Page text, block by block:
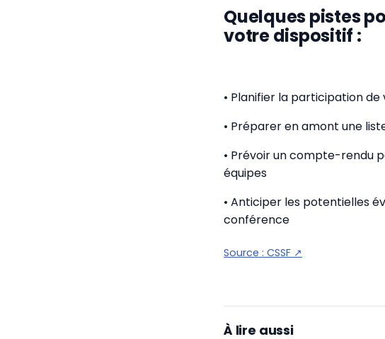
Quelques pistes
votre dispositif :
• Planifier la participation
• Préparer en amont une
• Prévoir un compte-rendu
équipes
• Anticiper les potentielles
conférence
Source : CSSF ↗
À lire aussi